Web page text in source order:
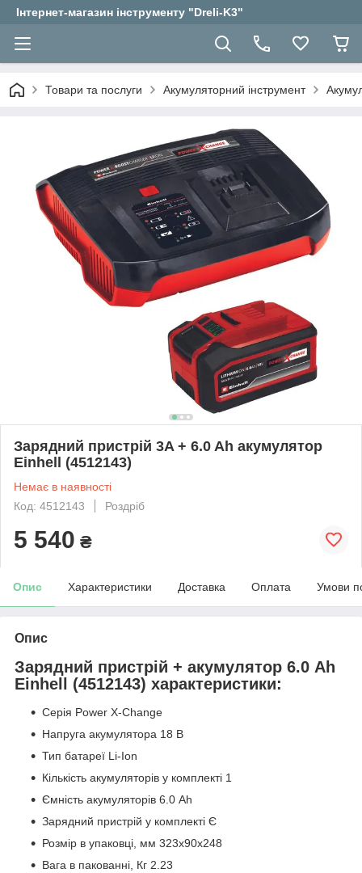
Інтернет-магазин інструменту "Dreli-K3"
Товари та послуги Акумуляторний інструмент
Зарядний пристрій 3A + 6.0 Ah акумулятор
Einhell (4512143)
Немає в наявності
Код: 4512143
Роздріб
5 540 ₴
Опис Характеристики Доставка Оплата Умови
Опис
Зарядний пристрій + акумулятор 6.0 Ah
Einhell (4512143) характеристики:
Серія Power X-Change
Напруга акумулятора 18 В
Тип батареї Li-Ion
Кількість акумуляторів у комплекті 1
Ємність акумуляторів 6.0 Ah
Зарядний пристрій у комплекті Є
Розмір в упаковці, мм 323x90x248
Вага в пакованні, Кг 2.23